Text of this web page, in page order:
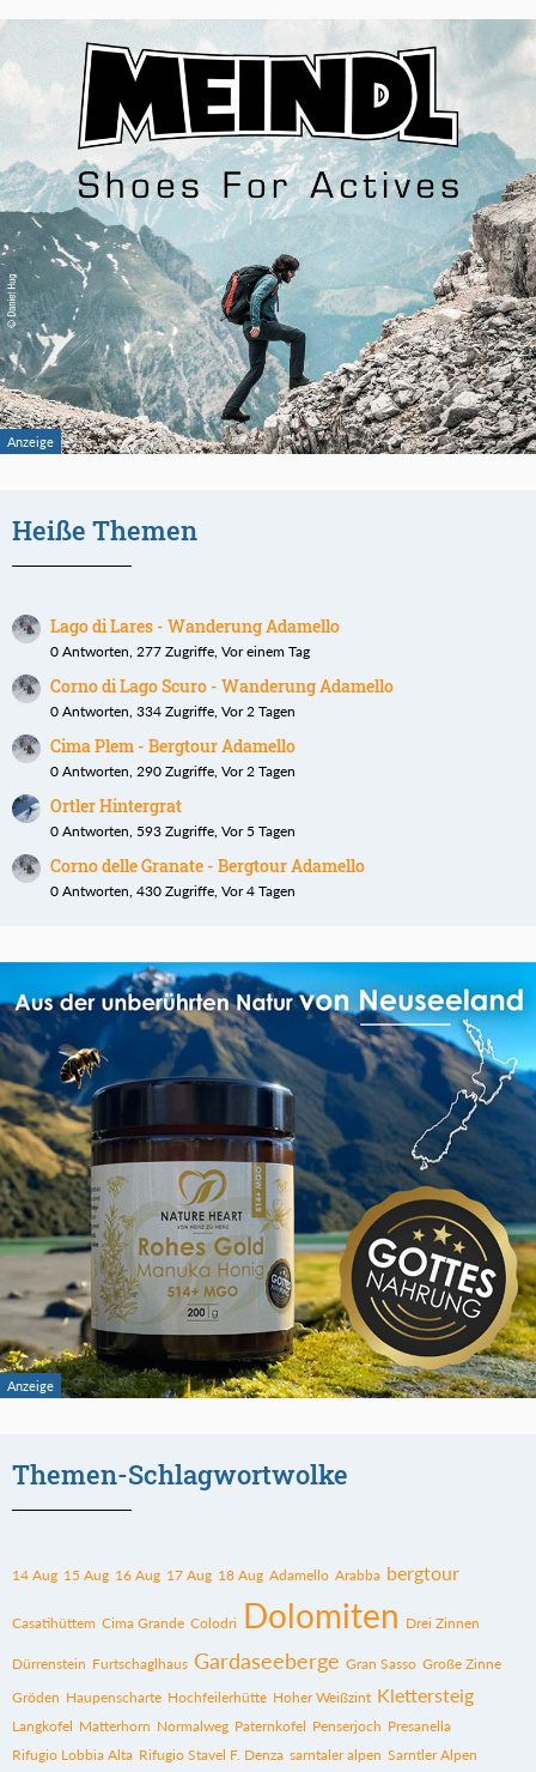
Heiße Themen
Lago di Lares - Wanderung Adamello
0 Antworten, 277 Zugriffe, Vor einem Tag
Corno di Lago Scuro - Wanderung Adamello
0 Antworten, 334 Zugriffe, Vor 2 Tagen
Cima Plem - Bergtour Adamello
0 Antworten, 290 Zugriffe, Vor 2 Tagen
Ortler Hintergrat
0 Antworten, 593 Zugriffe, Vor 5 Tagen
Corno delle Granate - Bergtour Adamello
0 Antworten, 430 Zugriffe, Vor 4 Tagen
Themen-Schlagwortwolke
14 Aug 15 Aug 16 Aug 17 Aug 18 Aug Adamello Arabba bergtour
Casatihüttem Cima Grande Colodri Dolomiten Drei Zinnen
Dürrenstein Furtschaglhaus Gardaseeberge Gran Sasso Große Zinne
Gröden Haupenscharte Hochfeilerhütte Hoher Weißzint Klettersteig
Langkofel Matterhorn Normalweg Paternkofel Penserjoch Presanella
Rifugio Lobbia Alta Rifugio Stavel F. Denza sarntaler alpen Sarntler Alpen